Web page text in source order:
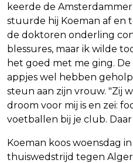
keerde de
stuurde hij Koeman af en
de doktoren onderling
blessures, maar ik wilde
het goed met me ging.
appjes wel hebben
steun aan zijn vrouw. "Zij
droom voor mij is en zei:
voetballen bij je club.
Koeman koos woensdag
thuiswedstrijd tegen